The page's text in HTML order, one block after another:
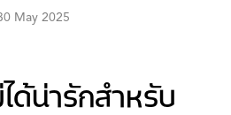
May 2025
ด้น่ารักสำหรับ